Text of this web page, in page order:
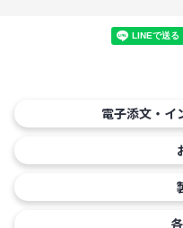
電子添文・イ